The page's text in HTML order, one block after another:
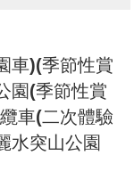
園區公告為主,敬請
車)(季節性賞
園(季節性賞
車(二次體驗
突山公園